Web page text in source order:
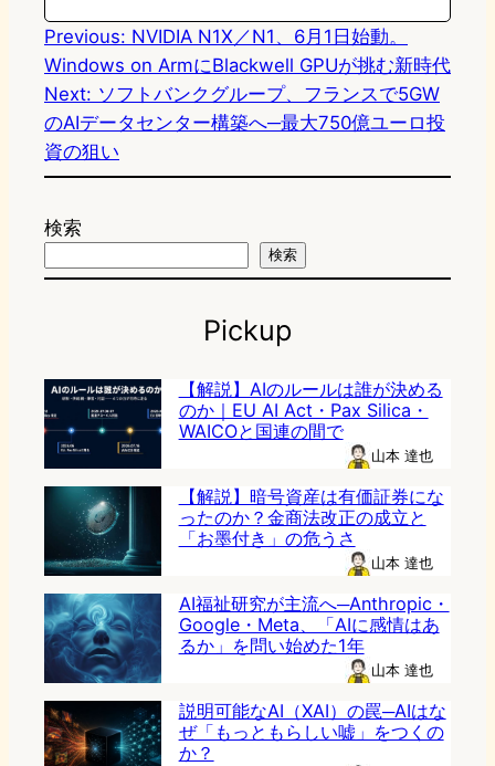
Previous: NVIDIA N1X／N1、6月1日始動。
Windows on ArmにBlackwell GPUが挑む新時代
Next: ソフトバンクグループ、フランスで5GW
のAIデータセンター構築へ─最大750億ユーロ投
資の狙い
検索
検索
Pickup
【解説】AIのルールは誰が決める
のか｜EU AI Act・Pax Silica・
WAICOと国連の間で
山本 達也
【解説】暗号資産は有価証券にな
ったのか？金商法改正の成立と
「お墨付き」の危うさ
山本 達也
AI福祉研究が主流へ─Anthropic・
Google・Meta、「AIに感情はあ
るか」を問い始めた1年
山本 達也
説明可能なAI（XAI）の罠─AIはな
ぜ「もっともらしい嘘」をつくの
か？